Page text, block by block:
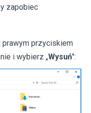
zapobiec
prawym przyciskiem
i wybierz „Wysuń":